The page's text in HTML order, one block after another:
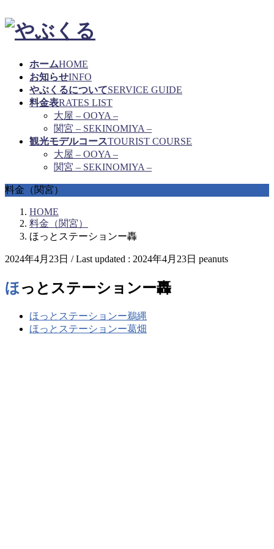
ホームHOME
お知らせINFO
やぶくるについてSERVICE GUIDE
料金表RATES LIST
大屋 – OOYA –
関宮 – SEKINOMIYA –
観光モデルコースTOURIST COURSE
大屋 – OOYA –
関宮 – SEKINOMIYA –
料金（関宮）
HOME
料金（関宮）
ほっとステーションー轟
2024年4月23日 / Last updated : 2024年4月23日 peanuts
ほっとステーションー轟
ほっとステーションー鵜縄
ほっとステーションー葛畑